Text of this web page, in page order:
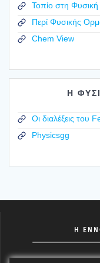
Τοπίο στη Φυσική
Περί Φυσικής
Chem View
Η
Οι διαλέξεις του
Physicsgg
Η